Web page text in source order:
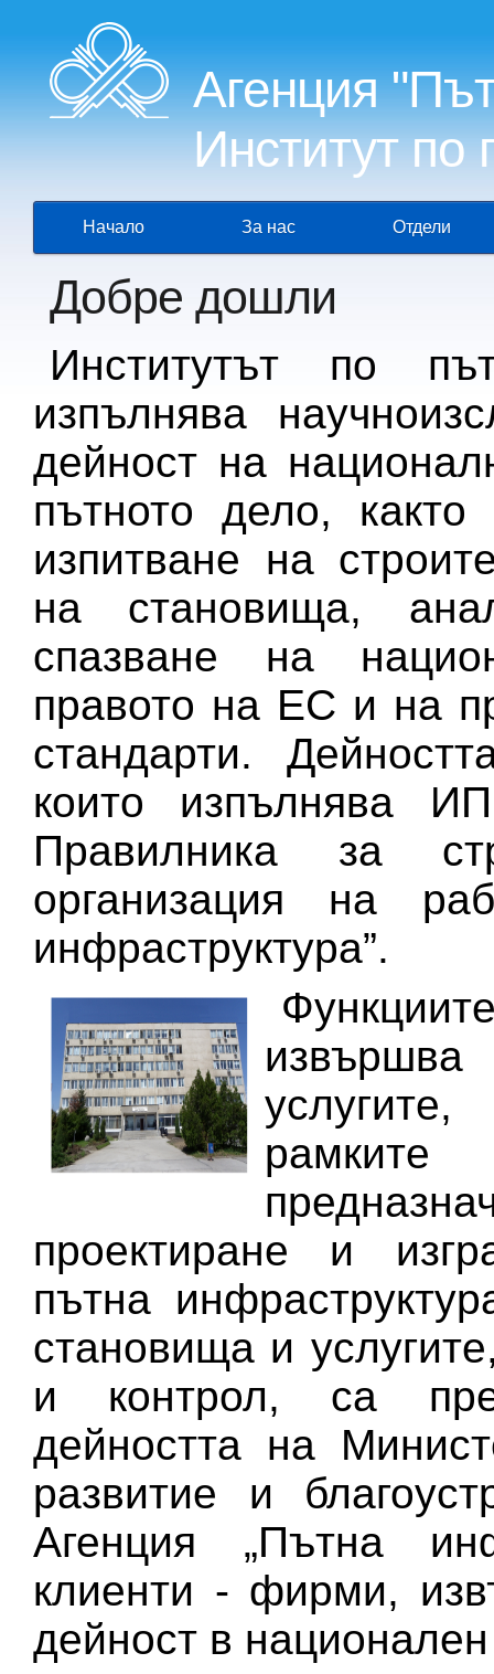
Агенция
Институт по
Начало За нас Отдели
Добре дошли
Институтът по
изпълнява
дейност на
пътното дело,
изпитване на
на становища,
спазване на
правото на ЕС и на
стандарти.
които изпълнява
Правилника за
организация на
инфраструктура”.
проектиране и
пътна
становища и
и контрол, са
дейността на
развитие и
Агенция „Пътна
клиенти - фирми,
дейност в